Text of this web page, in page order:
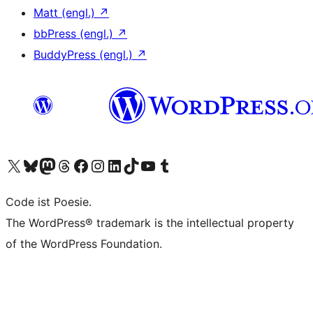
Matt (engl.) ↗
bbPress (engl.) ↗
BuddyPress (engl.) ↗
Das X-Konto (früher Twitter) von WordPress.org besuchen
Das Bluesky-Konto von WordPress.org besuchen
Das Mastodon-Konto von WordPress.org besuchen
Das Threads-Konto von WordPress.org besuchen
Die Facebook-Seite von WordPress.org besuchen
Das Instagram-Konto von WordPress.org besuchen
Das LinkedIn-Konto von WordPress.org besuchen
Das TikTok-Konto von WordPress.org besuchen
Den YouTube-Kanal von WordPress.org besuchen
Das Tumblr-Konto von WordPress.org besuchen
Code ist Poesie.
The WordPress® trademark is the intellectual property
of the WordPress Foundation.